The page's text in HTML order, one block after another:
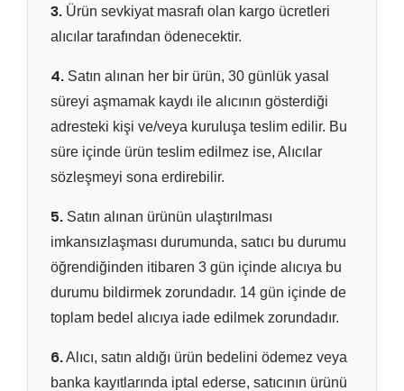
3. Ürün sevkiyat masrafı olan kargo ücretleri
alıcılar tarafından ödenecektir.
4. Satın alınan her bir ürün, 30 günlük yasal
süreyi aşmamak kaydı ile alıcının gösterdiği
adresteki kişi ve/veya kuruluşa teslim edilir. Bu
süre içinde ürün teslim edilmez ise, Alıcılar
sözleşmeyi sona erdirebilir.
5. Satın alınan ürünün ulaştırılması
imkansızlaşması durumunda, satıcı bu durumu
öğrendiğinden itibaren 3 gün içinde alıcıya bu
durumu bildirmek zorundadır. 14 gün içinde de
toplam bedel alıcıya iade edilmek zorundadır.
6.Alıcı, satın aldığı ürün bedelini ödemez veya
banka kayıtlarında iptal ederse, satıcının ürünü